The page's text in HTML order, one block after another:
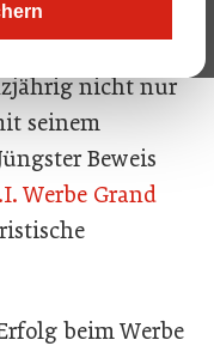
und der
nicht nur
seinem
Beweis
Werbe Grand
beim Werbe